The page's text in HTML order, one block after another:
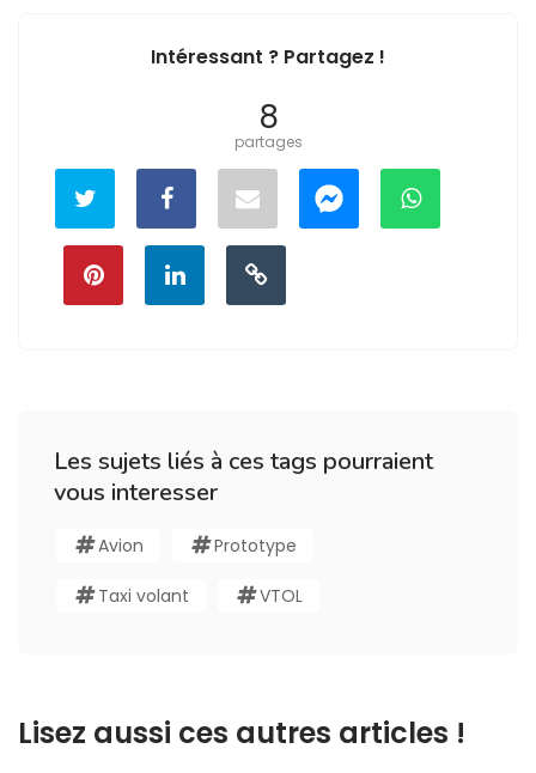
Intéressant ? Partagez !
8
partages
Les sujets liés à ces tags pourraient
vous interesser
Avion Prototype
Taxi volant VTOL
Lisez aussi ces autres articles !